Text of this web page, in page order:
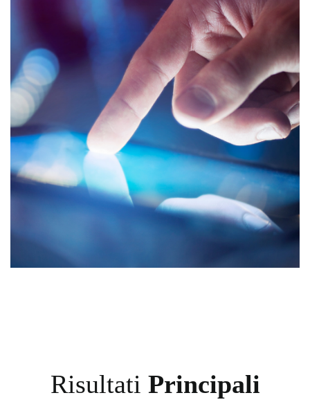
Risultati Principali